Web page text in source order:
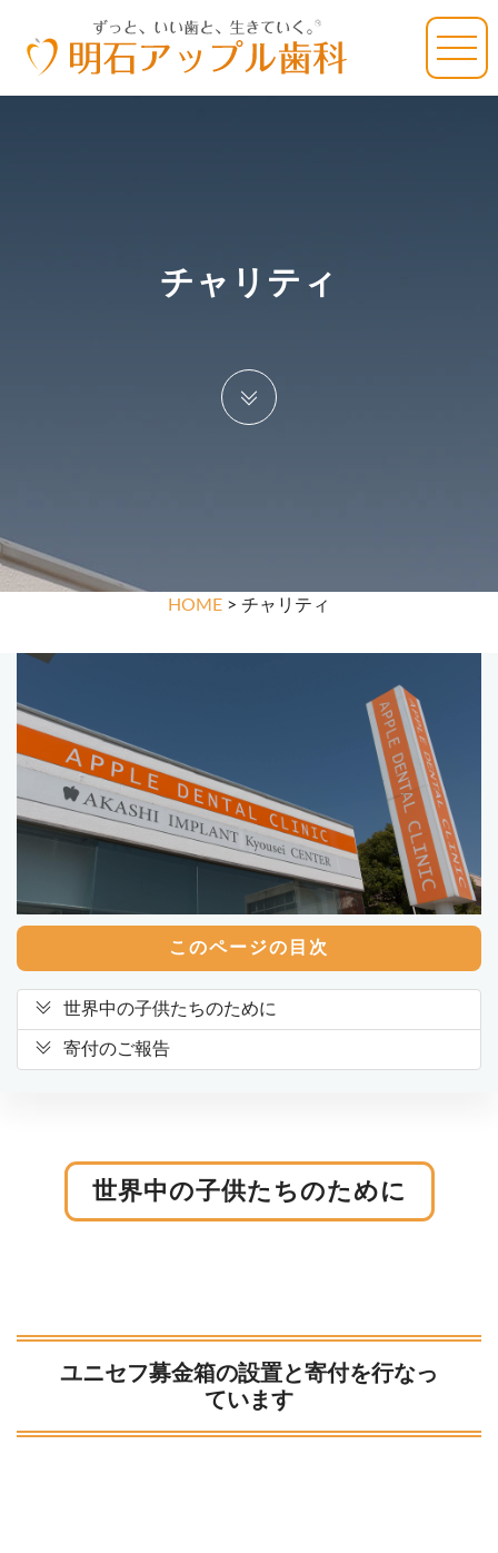
チャリティ
HOME > チャリティ
このページの目次
世界中の子供たちのために
寄付のご報告
世界中の子供たちのために
ユニセフ募金箱の設置と寄付を行なっ
ています